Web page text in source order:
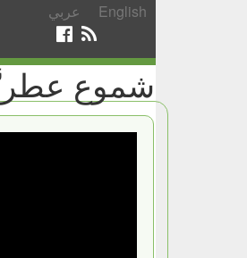
عربي English
شموع